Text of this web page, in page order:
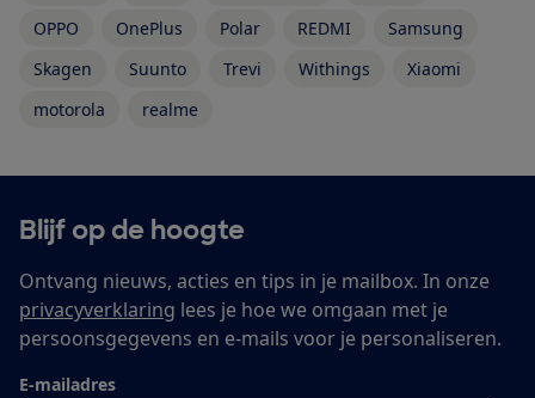
OPPO
OnePlus Polar REDMI
Samsung
Skagen
Suunto Trevi Withings
Xiaomi
motorola
realme
Blijf op de hoogte
Ontvang nieuws, acties en tips in je mailbox. In onze
privacyverklaring lees je hoe we omgaan met je
persoonsgegevens en e-mails voor je personaliseren.
E-mailadres